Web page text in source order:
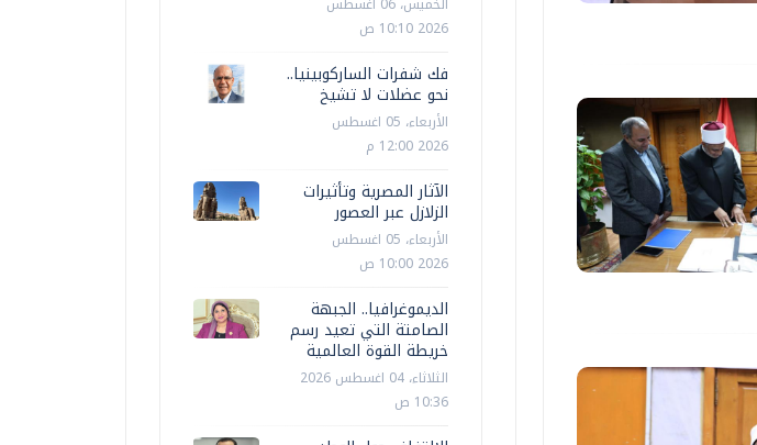
2026 10:10 ص
فك شفرات الساركوبينيا..
نحو عضلات لا تشيخ
الأربعاء، 05 اغسطس
2026 12:00 م
الآثار المصرية وتأثيرات
الزلازل عبر العصور
الأربعاء، 05 اغسطس
2026 10:00 ص
الديموغرافيا.. الجبهة
الصامتة التي تعيد رسم
خريطة القوة العالمية
الثلاثاء، 04 اغسطس 2026
10:36 ص